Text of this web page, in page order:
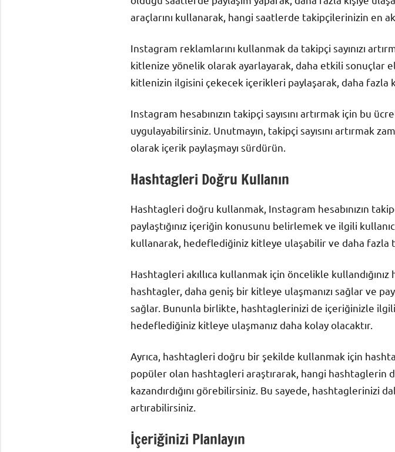
araçlarını kullanarak, hangi saatlerde takipçilerinizin en
Instagram reklamlarını kullanmak da takipçi sayınızı
kitlenize yönelik olarak ayarlayarak, daha etkili sonuçlar
kitlenizin ilgisini çekecek içerikleri paylaşarak, daha fazla
Instagram hesabınızın takipçi sayısını artırmak için bu
uygulayabilirsiniz. Unutmayın, takipçi sayısını artırmak
olarak içerik paylaşmayı sürdürün.
Hashtagleri Doğru Kullanın
Hashtagleri doğru kullanmak, Instagram hesabınızın
paylaştığınız içeriğin konusunu belirlemek ve ilgili
kullanarak, hedeflediğiniz kitleye ulaşabilir ve daha fazla
Hashtagleri akıllıca kullanmak için öncelikle
hashtagler, daha geniş bir kitleye ulaşmanızı sağlar ve
sağlar. Bununla birlikte, hashtaglerinizi de içeriğinizle
hedeflediğiniz kitleye ulaşmanız daha kolay olacaktır.
Ayrıca, hashtagleri doğru bir şekilde kullanmak için
popüler olan hashtagleri araştırarak, hangi hashtaglerin
kazandırdığını görebilirsiniz. Bu sayede, hashtaglerinizi
artırabilirsiniz.
İçeriğinizi Planlayın